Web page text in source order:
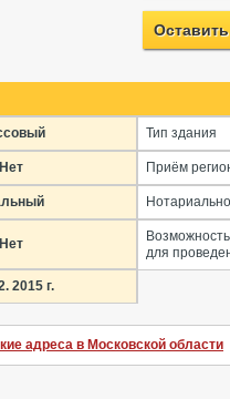
Тип здания
Нет Приём
Нет
для
2015 г.
адреса в Московской области